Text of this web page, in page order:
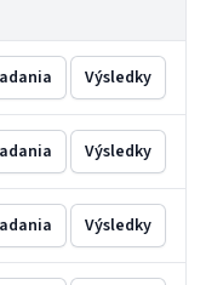
Výsledky
Výsledky
Výsledky